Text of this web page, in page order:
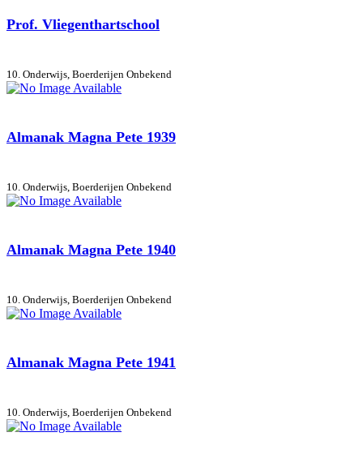
Prof. Vliegenthartschool
10. Onderwijs, Boerderijen Onbekend
Almanak Magna Pete 1939
10. Onderwijs, Boerderijen Onbekend
Almanak Magna Pete 1940
10. Onderwijs, Boerderijen Onbekend
Almanak Magna Pete 1941
10. Onderwijs, Boerderijen Onbekend